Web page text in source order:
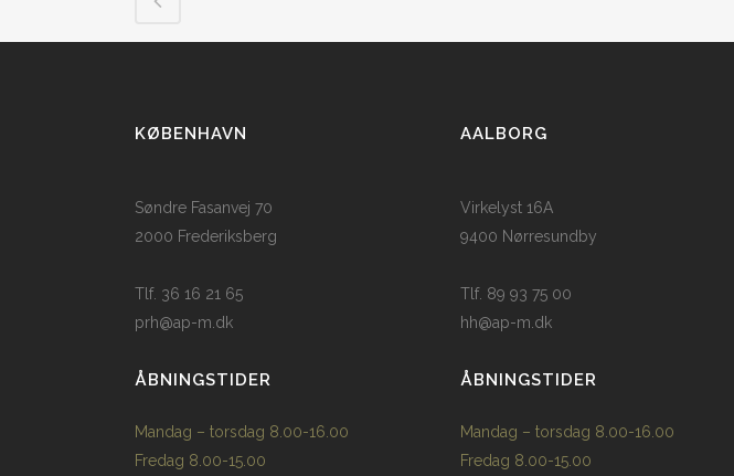
KØBENHAVN
Søndre Fasanvej 70
2000 Frederiksberg
Tlf. 36 16 21 65
prh@ap-m.dk
ÅBNINGSTIDER
Mandag – torsdag 8.00-16.00
Fredag 8.00-15.00
AALBORG
Virkelyst 16A
9400 Nørresundby
Tlf. 89 93 75 00
hh@ap-m.dk
ÅBNINGSTIDER
Mandag – torsdag 8.00-16.00
Fredag 8.00-15.00